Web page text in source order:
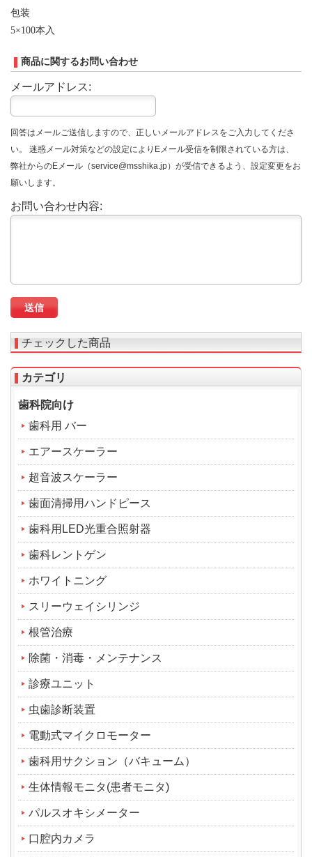
包装
5×100本入
商品に関するお問い合わせ
メールアドレス:
回答はメールご送信しますので、正しいメールアドレスをご入力してくださ
い。 迷惑メール対策などの設定によりEメール受信を制限されている方は、
弊社からのEメール（service@msshika.jp）が受信できるよう、設定変更をお
願いします。
お問い合わせ内容:
チェックした商品
カテゴリ
歯科院向け
歯科用 バー
エアースケーラー
超音波スケーラー
歯面清掃用ハンドピース
歯科用LED光重合照射器
歯科レントゲン
ホワイトニング
スリーウェイシリンジ
根管治療
除菌・消毒・メンテナンス
診療ユニット
虫歯診断装置
電動式マイクロモーター
歯科用サクション（バキューム）
生体情報モニタ(患者モニタ)
パルスオキシメーター
口腔内カメラ